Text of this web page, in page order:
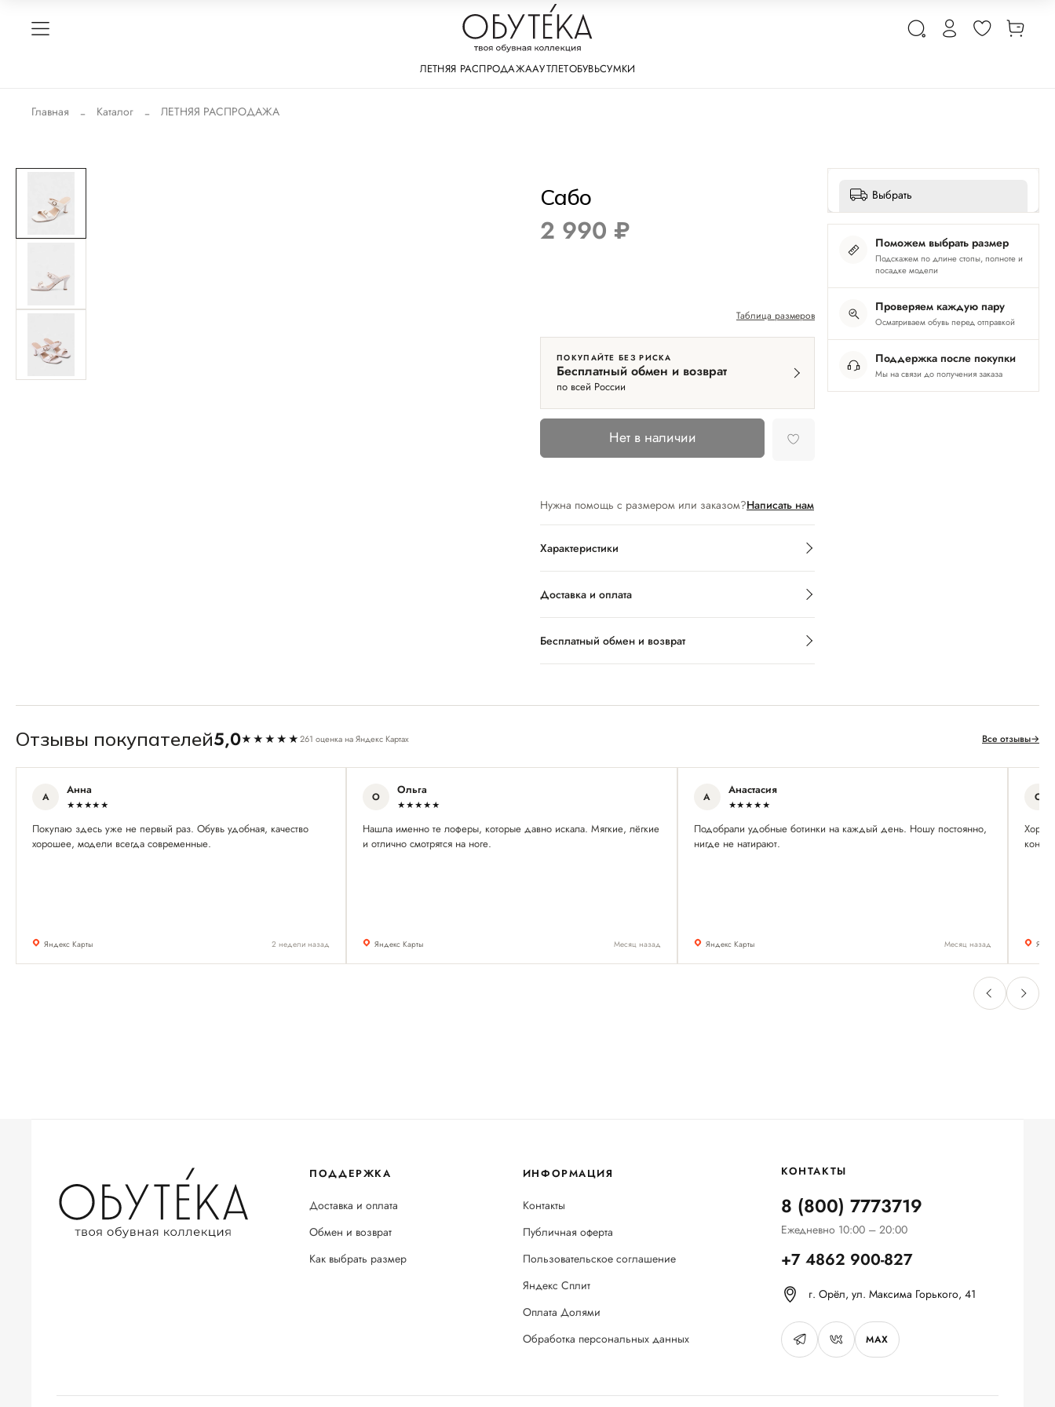
ЛЕТНЯЯ РАСПРОДАЖААУТЛЕТОБУВЬСУМКИ
Главная Каталог ЛЕТНЯЯ РАСПРОДАЖА
Сабо
2 990 ₽
Таблица размеров
ПОКУПАЙТЕ БЕЗ РИСКА
Бесплатный обмен и возврат
по всей России
Нет в наличии
Нужна помощь с размером или заказом?Написать нам
Характеристики
Доставка и оплата
Бесплатный обмен и возврат
Выбрать
Поможем выбрать размер
Подскажем по длине стопы, полноте и
посадке модели
Проверяем каждую пару
Осматриваем обувь перед отправкой
Поддержка после покупки
Мы на связи до получения заказа
Отзывы покупателей5,0★★★★★261 оценка на Яндекс Картах Все отзывы→
А Анна
★★★★★
Покупаю здесь уже не первый раз. Обувь удобная, качество
хорошее, модели всегда современные.
Яндекс Карты 2 недели назад
О Ольга
★★★★★
Нашла именно те лоферы, которые давно искала. Мягкие, лёгкие
и отлично смотрятся на ноге.
Яндекс Карты Месяц назад
А Анастасия
★★★★★
Подобрали удобные ботинки на каждый день. Ношу постоянно,
нигде не натирают.
Яндекс Карты Месяц назад
С
ПОДДЕРЖКА
Доставка и оплата
Обмен и возврат
Как выбрать размер
ИНФОРМАЦИЯ
Контакты
Публичная оферта
Пользовательское соглашение
Яндекс Сплит
Оплата Долями
Обработка персональных данных
КОНТАКТЫ
8 (800) 7773719
Ежедневно 10:00 – 20:00
+7 4862 900-827
г. Орёл, ул. Максима Горького, 41
MAX